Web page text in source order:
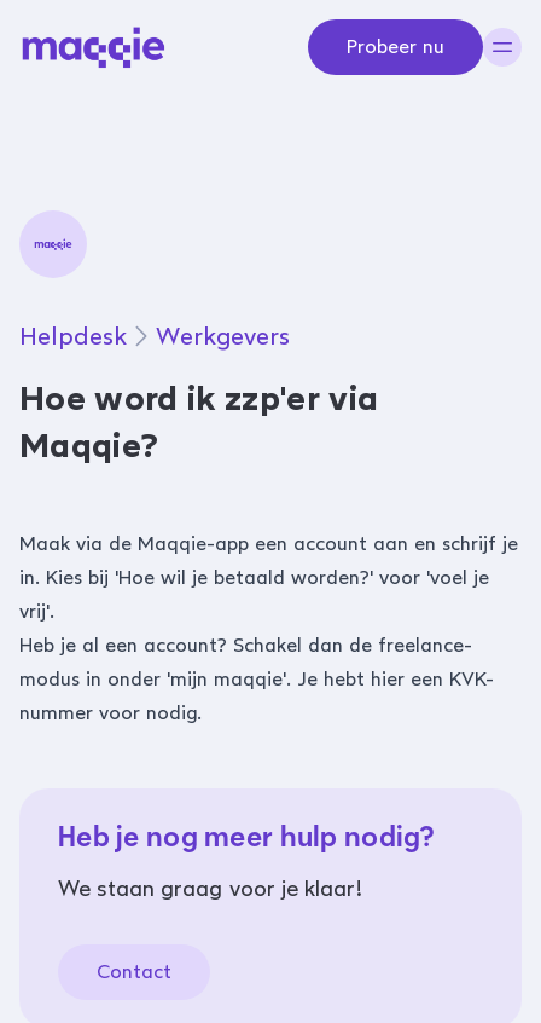
Probeer nu
Helpdesk Werkgevers
Hoe word ik zzp'er via
Maqqie?
Maak via de Maqqie-app een account aan en schrijf je
in. Kies bij 'Hoe wil je betaald worden?' voor 'voel je
vrij'.
Heb je al een account? Schakel dan de freelance-
modus in onder 'mijn maqqie'. Je hebt hier een KVK-
nummer voor nodig.
Heb je nog meer hulp nodig?
We staan graag voor je klaar!
Contact